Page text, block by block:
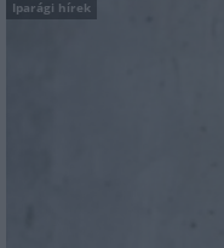
Iparági hírek